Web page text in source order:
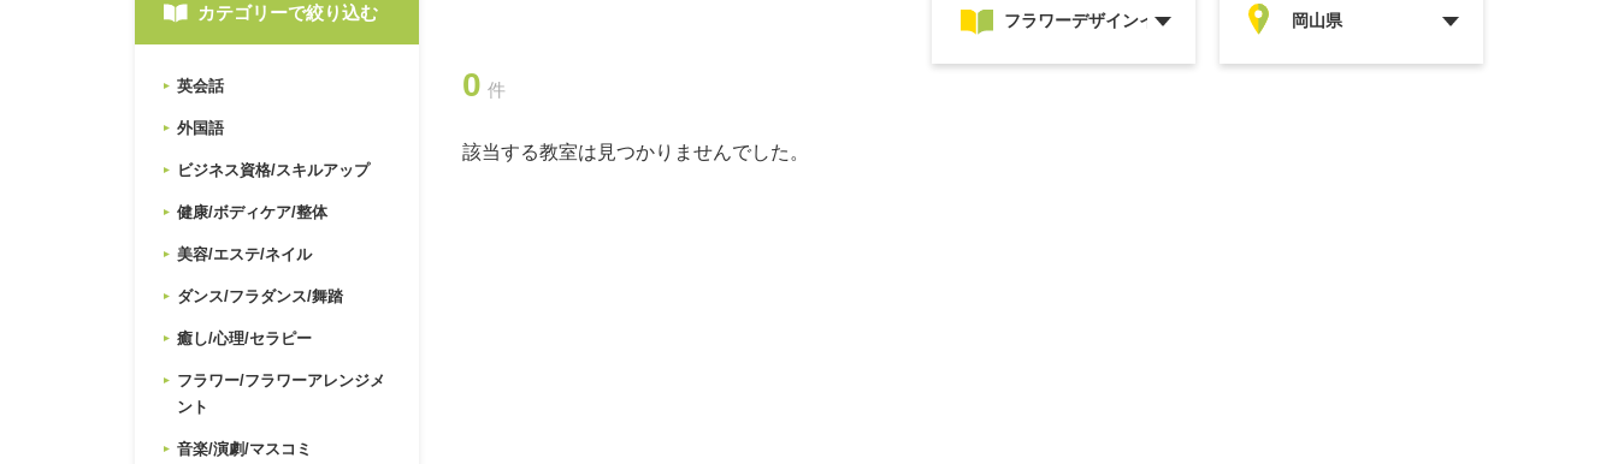
カテゴリーで絞り込む
英会話
外国語
ビジネス資格/スキルアップ
健康/ボディケア/整体
美容/エステ/ネイル
ダンス/フラダンス/舞踏
癒し/心理/セラピー
フラワー/フラワーアレンジメ
ント
音楽/演劇/マスコミ
0 件
該当する教室は見つかりませんでした。